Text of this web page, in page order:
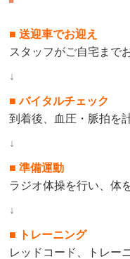
■ 送迎車でお迎え
スタッフがご自宅まで
↓
■ バイタルチェック
到着後、血圧・脈拍を
↓
■ 準備運動
ラジオ体操を行い、体
↓
■ トレーニング
レッドコード、トレー